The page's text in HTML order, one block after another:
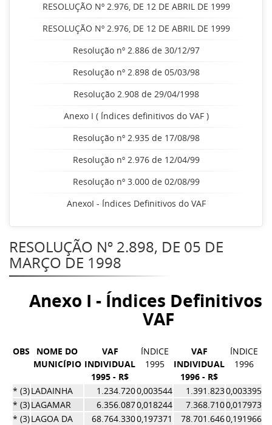
RESOLUÇÃO Nº 2.976, DE 12 DE ABRIL DE 1999
RESOLUÇÃO Nº 2.976, DE 12 DE ABRIL DE 1999
Resolução nº 2.886 de 30/12/97
Resolução nº 2.898 de 05/03/98
Resolução 2.908 de 29/04/1998
Anexo I ( Índices definitivos do VAF )
Resolução nº 2.935 de 17/08/98
Resolução nº 2.976 de 12/04/99
Resolução nº 3.000 de 02/08/99
AnexoI - Índices Definitivos do VAF
RESOLUÇÃO Nº 2.898, DE 05 DE
MARÇO DE 1998
Anexo I - Índices Definitivos
VAF
OBS
NOME DO
MUNICÍPIO
VAF
INDIVIDUAL
1995 - R$
ÍNDICE
1995
VAF
INDIVIDUAL
1996 - R$
ÍNDICE
1996
* (3)LADAINHA 1.234.7200,003544 1.391.8230,003395
* (3)LAGAMAR 6.356.0870,018244 7.368.7100,017973
* (3)LAGOA DA
68.764.3300,197371 78.701.6460,191966